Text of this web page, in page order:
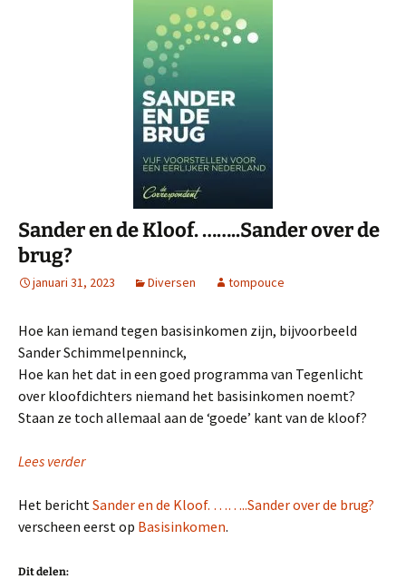
Sander en de Kloof. ……..Sander over de
brug?
januari 31, 2023 Diversen tompouce
Hoe kan iemand tegen basisinkomen zijn, bijvoorbeeld
Sander Schimmelpenninck,
Hoe kan het dat in een goed programma van Tegenlicht
over kloofdichters niemand het basisinkomen noemt?
Staan ze toch allemaal aan de ‘goede’ kant van de kloof?
Lees verder
Het berichtSander en de Kloof. ……..Sander over de brug?
verscheen eerst op Basisinkomen.
Dit delen: